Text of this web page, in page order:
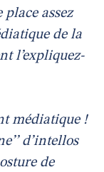
assez
de la
l’expliquez-
médiatique !
d’intellos
de